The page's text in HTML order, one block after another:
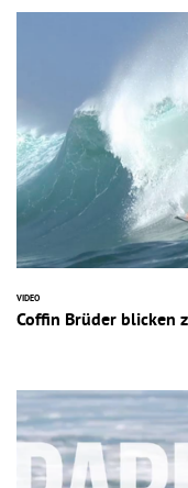
VIDEO
Coffin Brüder blicken